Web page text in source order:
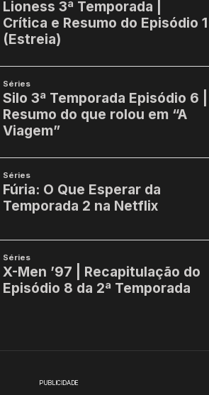
PUBLICIDADE